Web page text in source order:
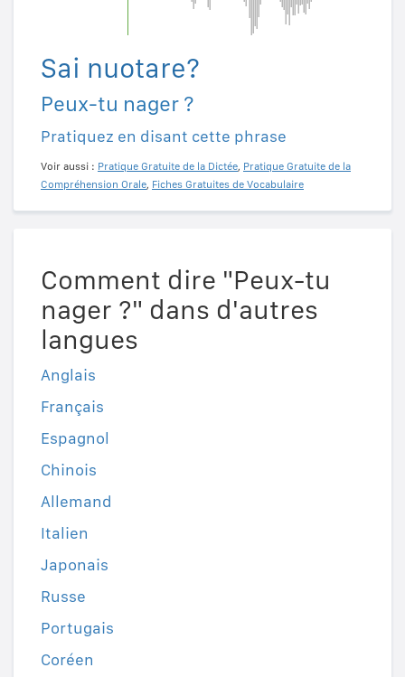
Sai nuotare?
Peux-tu nager ?
Pratiquez en disant cette phrase
Voir aussi : Pratique Gratuite de la Dictée, Pratique Gratuite de la
Compréhension Orale, Fiches Gratuites de Vocabulaire
Comment dire "Peux-tu
nager ?" dans d'autres
langues
Anglais
Français
Espagnol
Chinois
Allemand
Italien
Japonais
Russe
Portugais
Coréen